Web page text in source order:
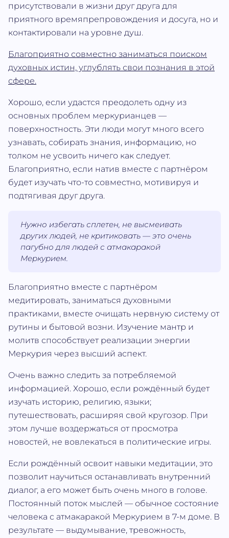
присутствовали в жизни друг друга для
приятного времяпрепровождения и досуга, но и
контактировали на уровне душ.
Благоприятно совместно заниматься поиском
духовных истин, углублять свои познания в этой
сфере.
Хорошо, если удастся преодолеть одну из
основных проблем меркурианцев —
поверхностность. Эти люди могут много всего
узнавать, собирать знания, информацию, но
толком не усвоить ничего как следует.
Благоприятно, если натив вместе с партнёром
будет изучать что-то совместно, мотивируя и
подтягивая друг друга.
Нужно избегать сплетен, не высмеивать
других людей, не критиковать — это очень
пагубно для людей с атмакаракой
Меркурием.
Благоприятно вместе с партнёром
медитировать, заниматься духовными
практиками, вместе очищать нервную систему от
рутины и бытовой возни. Изучение мантр и
молитв способствует реализации энергии
Меркурия через высший аспект.
Очень важно следить за потребляемой
информацией. Хорошо, если рождённый будет
изучать историю, религию, языки;
путешествовать, расширяя свой кругозор. При
этом лучше воздержаться от просмотра
новостей, не вовлекаться в политические игры.
Если рождённый освоит навыки медитации, это
позволит научиться останавливать внутренний
диалог, а его может быть очень много в голове.
Постоянный поток мыслей — обычное состояние
человека с атмакаракой Меркурием в 7-м доме. В
результате — выдумывание, тревожность,